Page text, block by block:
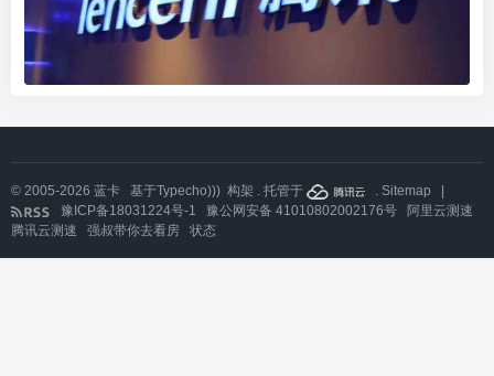
© 2005-2026 蓝卡 基于Typecho))) 构架 . 托管于 . Sitemap
豫ICP备18031224号-1
豫公网安备 41010802002176号
阿里云测速
腾讯云测速
强叔带你去看房 状态